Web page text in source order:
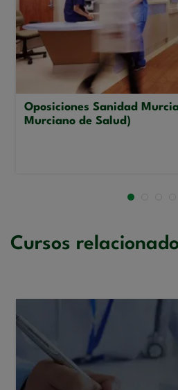
Oposiciones Sanidad
Murciano de Salud)
Cursos